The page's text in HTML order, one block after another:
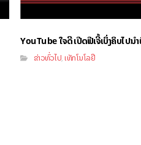
YouTube ໃຈດີ ເປີດຟີເຈີ້ເບິ່ງຄິບໄປ
ຂ່າວທົ່ວໄປ ,ເທັກໂນໂລຢີ